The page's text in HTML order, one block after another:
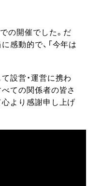
の開催でした。だ
感動的で、「今年は
設営・運営に携わ
ての関係者の皆さ
心より感謝申し上げ